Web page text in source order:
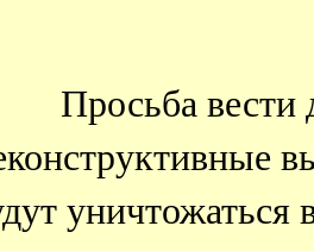
Просьба вести